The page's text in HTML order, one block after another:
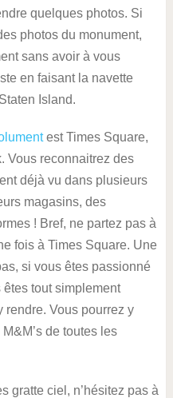
quelques photos. Si
photos du monument,
sans avoir à vous
en faisant la navette
Island.
est Times Square,
Vous reconnaitrez des
déjà vu dans plusieurs
magasins, des
! Bref, ne partez pas à
fois à Times Square. Une
si vous êtes passionné
tout simplement
rendre. Vous pourrez y
de toutes les
gratte ciel, n’hésitez pas à